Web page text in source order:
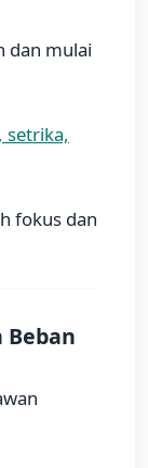
dan mulai
setrika,
fokus dan